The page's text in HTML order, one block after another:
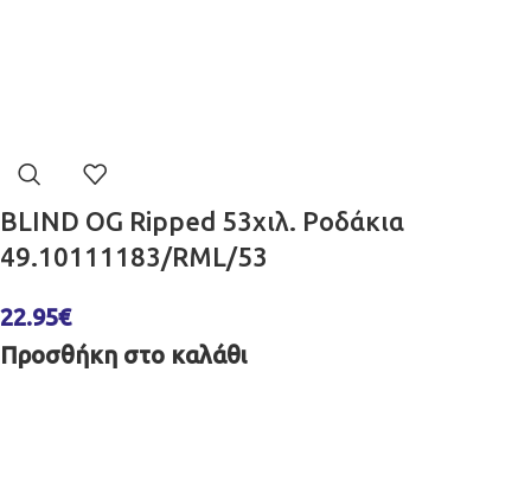
BLIND OG Ripped 53χιλ. Ροδάκια
49.10111183/RML/53
22.95€
Προσθήκη στο καλάθι